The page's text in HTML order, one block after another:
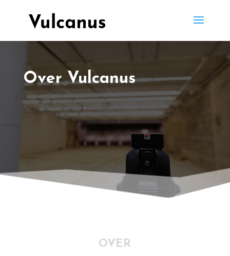
Over Vulcanus
OVER